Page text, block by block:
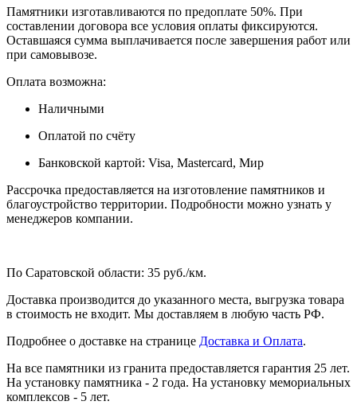
Памятники изготавливаются по предоплате 50%. При
составлении договора все условия оплаты фиксируются.
Оставшаяся сумма выплачивается после завершения работ или
при самовывозе.
Оплата возможна:
Наличными
Оплатой по счёту
Банковской картой: Visa, Mastercard, Мир
Рассрочка предоставляется на изготовление памятников и
благоустройство территории. Подробности можно узнать у
менеджеров компании.
По Саратовской области: 35 руб./км.
Доставка производится до указанного места, выгрузка товара
в стоимость не входит. Мы доставляем в любую часть РФ.
Подробнее о доставке на странице Доставка и Оплата.
На все памятники из гранита предоставляется гарантия 25 лет.
На установку памятника - 2 года. На установку мемориальных
комплексов - 5 лет.